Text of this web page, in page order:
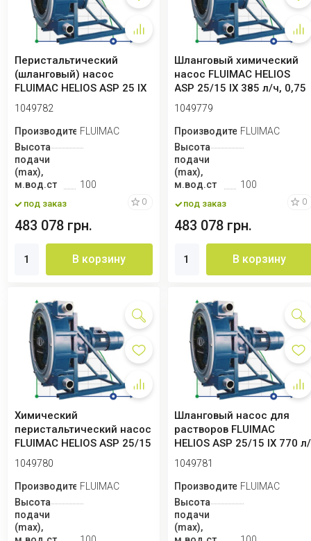
Перистальтический
(шланговый) насос
FLUIMAC HELIOS ASP 25 IX
940 л/ч, 0,75 кВ...
1049782
ПроизводительFLUIMAC
Высота
подачи
(max),
м.вод.ст
100
под заказ 0
483 078 грн.
В корзину
Шланговый химический
насос FLUIMAC HELIOS
ASP 25/15 IX 385 л/ч, 0,75
кВт, 49 ...
1049779
ПроизводительFLUIMAC
Высота
подачи
(max),
м.вод.ст
100
под заказ 0
483 078 грн.
В корзину
Химический
перистальтический насос
FLUIMAC HELIOS ASP 25/15
IX 495 л/ч, 0,75 ...
1049780
ПроизводительFLUIMAC
Высота
подачи
(max),
Шланговый насос для
растворов FLUIMAC
HELIOS ASP 25/15 IX 770 л/
ч, 0,75 кВт, ...
1049781
ПроизводительFLUIMAC
Высота
подачи
(max),